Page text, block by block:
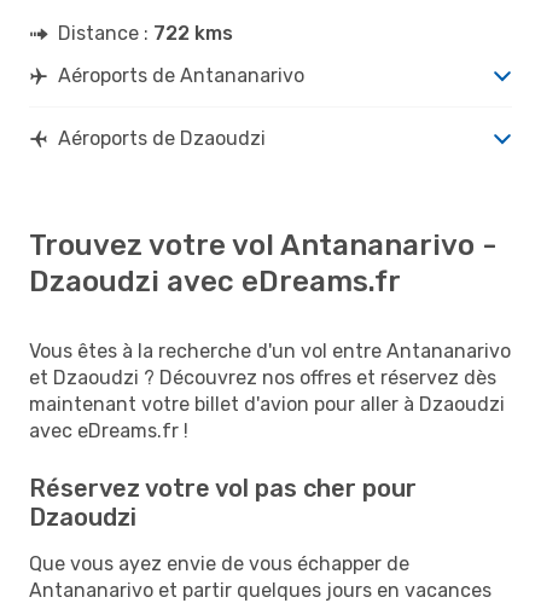
Distance : 722 kms
Aéroports de Antananarivo
Aéroports de Dzaoudzi
Trouvez votre vol Antananarivo -
Dzaoudzi avec eDreams.fr
Vous êtes à la recherche d'un vol entre Antananarivo
et Dzaoudzi ? Découvrez nos offres et réservez dès
maintenant votre billet d'avion pour aller à Dzaoudzi
avec eDreams.fr !
Réservez votre vol pas cher pour
Dzaoudzi
Que vous ayez envie de vous échapper de
Antananarivo et partir quelques jours en vacances